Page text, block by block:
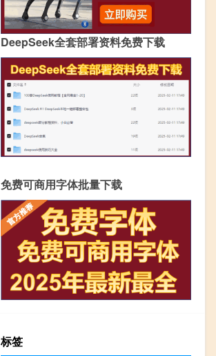
DeepSeek全套部署资料免费下载
免费可商用字体批量下载
标签